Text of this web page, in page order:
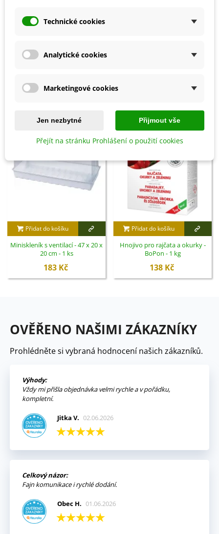
Vhodná půda je
Důležitá je pravidelná závlaha a přihnojování.
Detaily produktu
SOUVISEJÍCÍ PRODUKTY
Přidat do košíku
Miniskleník s ventilací - 47 x 20 x
20 cm - 1 ks
183 Kč
Přidat do košíku
Hnojivo pro rajčata a okurky -
BoPon - 1 kg
138 Kč
OVĚŘENO NAŠIMI ZÁKAZNÍKY
Prohlédněte si vybraná hodnocení našich zákazníků.
Výhody:
Vždy mi přišla objednávka velmi rychle a v pořádku,
kompletní.
Jitka V. 02.06.2026
Celkový názor:
Fajn komunikace i rychlé dodání.
Obec H. 01.06.2026
Technické cookies
Analytické cookies
Marketingové cookies
Jen nezbytné Přijmout vše
Přejít na stránku Prohlášení o použití cookies